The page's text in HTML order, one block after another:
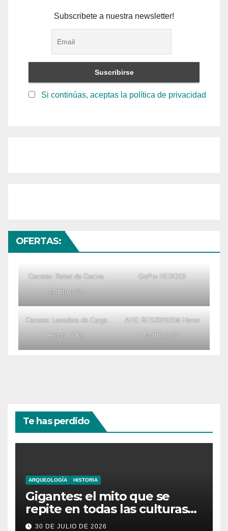
Subscribete a nuestra newsletter!
Si continúas, aceptas la política de privacidad
OFERTAS:
Cecotec Robot de Cocina
Multifunción
GoPro HERO13
Cecotec Lavadora de Carga
Frontal 7 Kg
AEG BES331111M Horno
Multifunción
Te has perdido
ARQUEOLOGÍA HISTORIA
Gigantes: el mito que se
repite en todas las culturas
del mundo
30 DE JULIO DE 2026